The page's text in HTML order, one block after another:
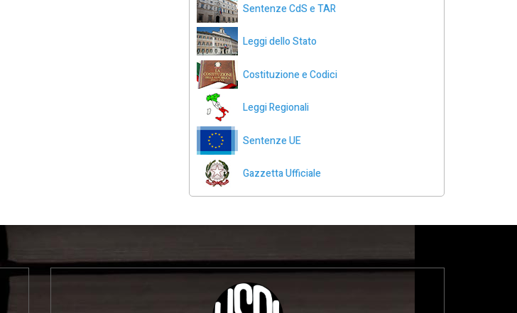
Sentenze CdS e TAR
Leggi dello Stato
Costituzione e Codici
Leggi Regionali
Sentenze UE
Gazzetta Ufficiale